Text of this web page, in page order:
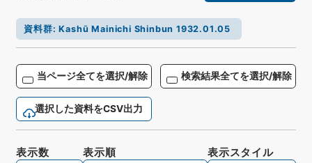
資料群:Kashū Mainichi Shinbun 1932.01.05
当ページ全てを選択/解除 検索結果全てを選択/解除
選択した資料をCSV出力
表示数 表示順 表示スタイル